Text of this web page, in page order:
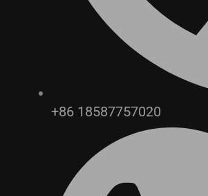
+86 18587757020